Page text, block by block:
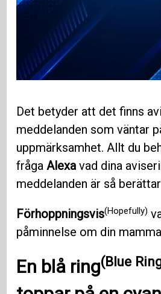
Det betyder att det finns
meddelanden som väntar
uppmärksamhet. Allt du
frågaAlexavad dina
meddelanden är så
Förhoppningsvis(Hopefully)
påminnelse om din
En blå ring(Blue